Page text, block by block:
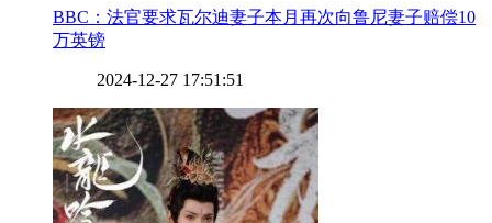
​BBC：法官要求瓦尔迪妻子本月再次向鲁尼妻子赔偿10
万英镑
2024-12-27 17:51:51